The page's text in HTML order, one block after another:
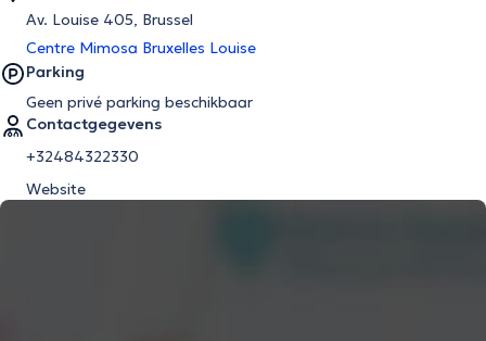
Av. Louise 405, Brussel
Centre Mimosa Bruxelles Louise
Parking
Geen privé parking beschikbaar
Contactgegevens
+32484322330
Website